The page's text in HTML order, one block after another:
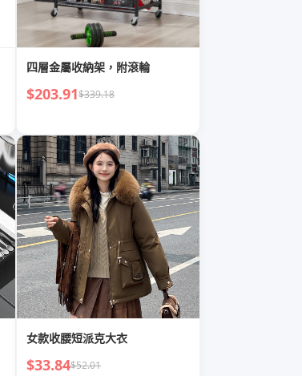
四層金屬收納架，附滾輪
$203.91$339.18
女款收腰短派克大衣
$33.84$52.01